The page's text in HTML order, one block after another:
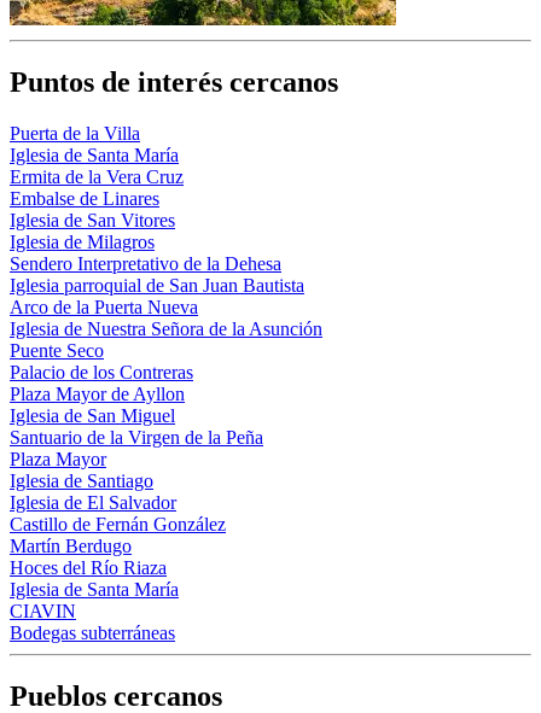
Puntos de interés cercanos
Puerta de la Villa
Iglesia de Santa María
Ermita de la Vera Cruz
Embalse de Linares
Iglesia de San Vitores
Iglesia de Milagros
Sendero Interpretativo de la Dehesa
Iglesia parroquial de San Juan Bautista
Arco de la Puerta Nueva
Iglesia de Nuestra Señora de la Asunción
Puente Seco
Palacio de los Contreras
Plaza Mayor de Ayllon
Iglesia de San Miguel
Santuario de la Virgen de la Peña
Plaza Mayor
Iglesia de Santiago
Iglesia de El Salvador
Castillo de Fernán González
Martín Berdugo
Hoces del Río Riaza
Iglesia de Santa María
CIAVIN
Bodegas subterráneas
Pueblos cercanos